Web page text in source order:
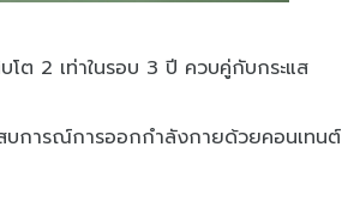
ต 2 เท่าในรอบ 3 ปี ควบคู่กับกระแส
บการณ์การออกกำลังกายด้วยคอนเทนต์